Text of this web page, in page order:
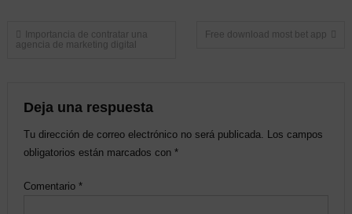
Navegación
entradas
Importancia de contratar una
agencia de marketing digital
Free download most bet app
Deja una respuesta
Tu dirección de correo electrónico no será publicada. Los campos
obligatorios están marcados con *
Comentario *